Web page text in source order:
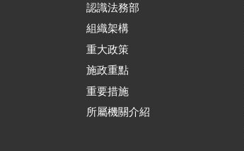
認識法務部
組織架構
重大政策
施政重點
重要措施
所屬機關介紹